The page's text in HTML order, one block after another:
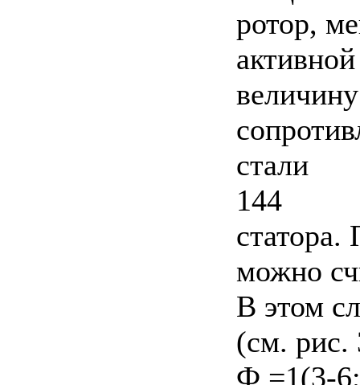
ротор,
стали
144
статора.
можно
В этом
(см. рис.
Ф =1(3-